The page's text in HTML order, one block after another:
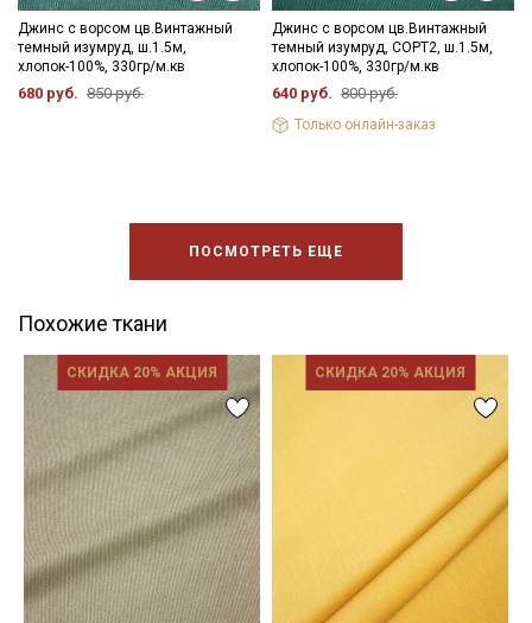
Джинс с ворсом цв.Винтажный
темный изумруд, ш.1.5м,
хлопок-100%, 330гр/м.кв
680 руб. 850 руб.
Джинс с ворсом цв.Винтажный
темный изумруд, СОРТ2, ш.1.5м,
хлопок-100%, 330гр/м.кв
640 руб. 800 руб.
Только онлайн-заказ
ПОСМОТРЕТЬ ЕЩЕ
Похожие ткани
СКИДКА 20% АКЦИЯ СКИДКА 20% АКЦИЯ